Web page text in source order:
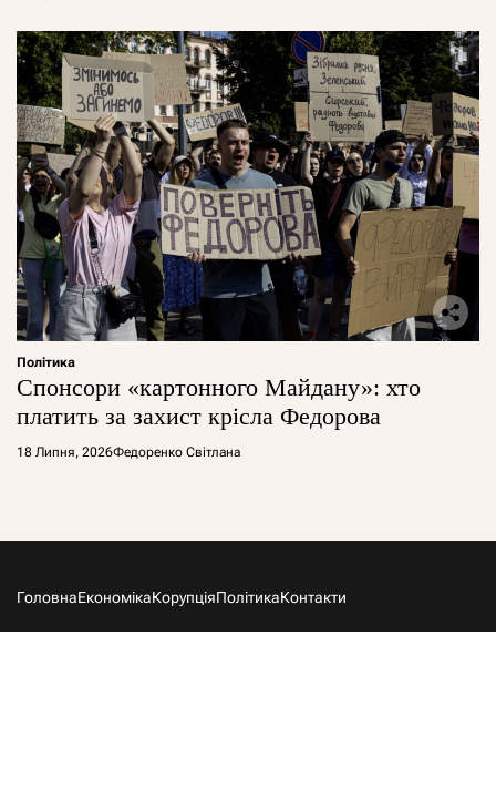
Політика
Спонсори «картонного Майдану»: хто
платить за захист крісла Федорова
18 Липня, 2026Федоренко Світлана
ГоловнаЕкономікаКорупціяПолітикаКонтакти